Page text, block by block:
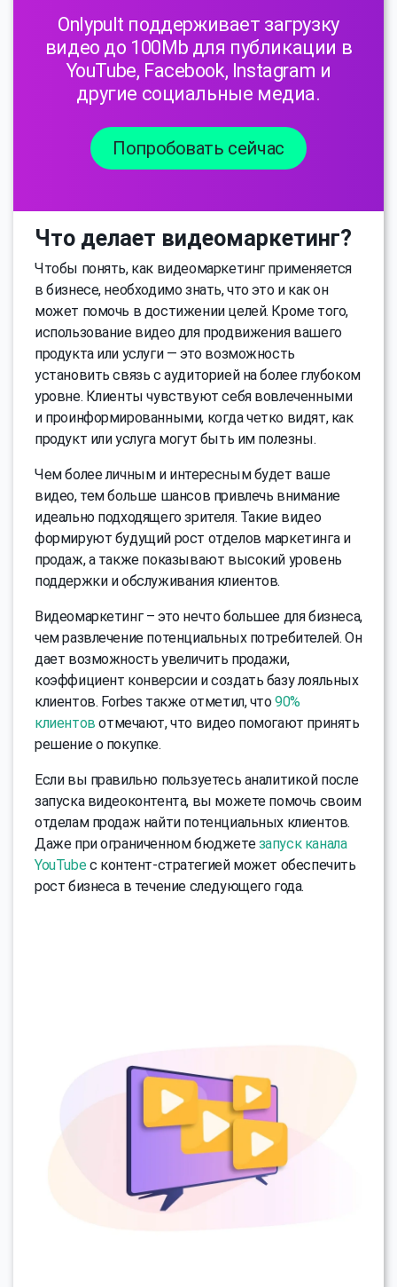
Onlypult поддерживает загрузку
видео до 100Mb для публикации в
YouTube, Facebook, Instagram и
другие социальные медиа.
Попробовать сейчас
Что делает видеомаркетинг?
Чтобы понять, как видеомаркетинг применяется
в бизнесе, необходимо знать, что это и как он
может помочь в достижении целей. Кроме того,
использование видео для продвижения вашего
продукта или услуги — это возможность
установить связь с аудиторией на более глубоком
уровне. Клиенты чувствуют себя вовлеченными
и проинформированными, когда четко видят, как
продукт или услуга могут быть им полезны.
Чем более личным и интересным будет ваше
видео, тем больше шансов привлечь внимание
идеально подходящего зрителя. Такие видео
формируют будущий рост отделов маркетинга и
продаж, а также показывают высокий уровень
поддержки и обслуживания клиентов.
Видеомаркетинг – это нечто большее для бизнеса,
чем развлечение потенциальных потребителей. Он
дает возможность увеличить продажи,
коэффициент конверсии и создать базу лояльных
клиентов. Forbes также отметил, что90%
клиентов отмечают, что видео помогают принять
решение о покупке.
Если вы правильно пользуетесь аналитикой после
запуска видеоконтента, вы можете помочь своим
отделам продаж найти потенциальных клиентов.
Даже при ограниченном бюджетезапуск канала
YouTubeс контент-стратегией может обеспечить
рост бизнеса в течение следующего года.